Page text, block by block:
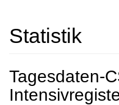
Statistik
Tagesdaten-